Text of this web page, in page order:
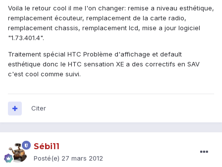
Voila le retour cool il me l'on changer: remise a niveau esthétique,
remplacement écouteur, remplacement de la carte radio,
remplacement chassis, remplacement lcd, mise a jour logiciel
"1.73.401.4".
Traitement spécial HTC Problème d'affichage et default
esthétique donc le HTC sensation XE a des correctifs en SAV
c'est cool comme suivi.
Citer
Sébi11
Posté(e) 27 mars 2012